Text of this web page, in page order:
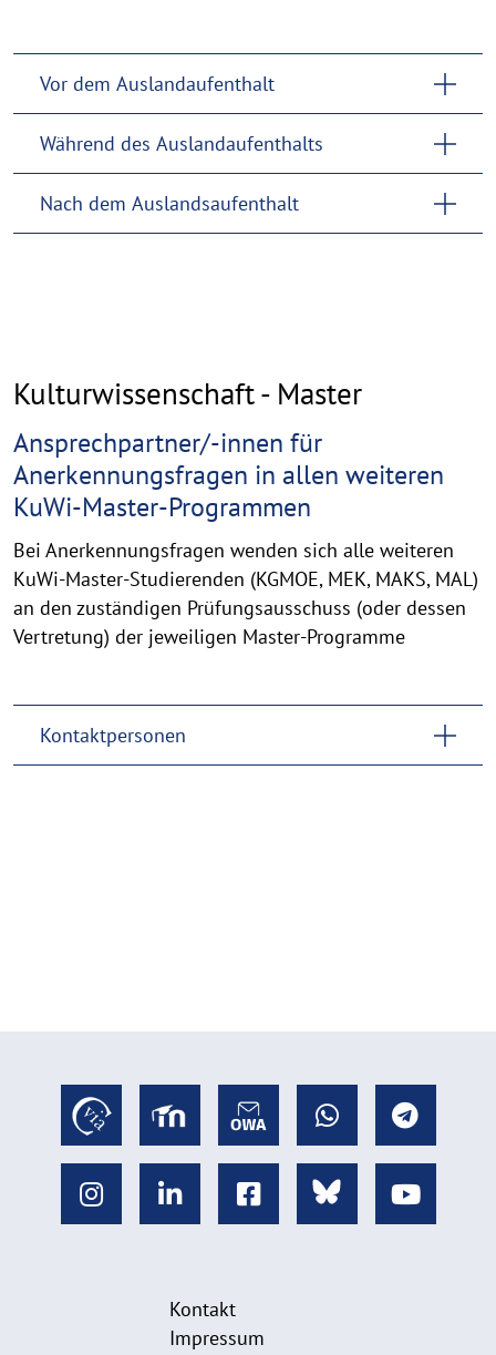
Vor dem Auslandaufenthalt
Während des Auslandaufenthalts
Nach dem Auslandsaufenthalt
Kulturwissenschaft - Master
Ansprechpartner/-innen für
Anerkennungsfragen in allen weiteren
KuWi-Master-Programmen
Bei Anerkennungsfragen wenden sich alle weiteren
KuWi-Master-Studierenden (KGMOE, MEK, MAKS, MAL)
an den zuständigen Prüfungsausschuss (oder dessen
Vertretung) der jeweiligen Master-Programme
Kontaktpersonen
Kontakt
Impressum